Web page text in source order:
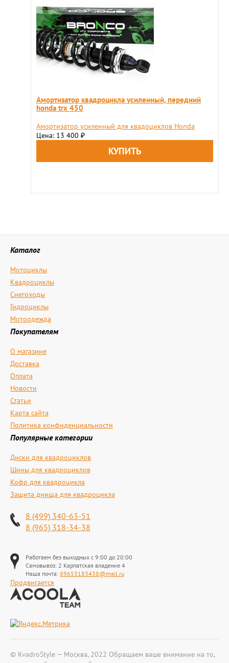
Амортизатор квадроцикла усиленный, передний
honda trx 450
Амортизатор усиленный для квадоциклов Honda
Цена: 13 400 ₽
Каталог
Мотоциклы
Квадроциклы
Снегоходы
Гидроциклы
Мотоодежда
Покупателям
О магазине
Доставка
Оплата
Новости
Статьи
Карта сайта
Политика конфиденциальности
Популярные категории
Диски для квадроциклов
Шины для квадроциклов
Кофр для квадроцикла
Защита днища для квадроцикла
8 (499) 340-63-51
8 (965) 318-34-38
Работаем без выходных с 9:00 до 20:00
Самовывоз: 2 Карпатская владение 4
Наша почта: 89653183438@mail.ru
Продвигается
© KvadroStyle — Москва, 2022 Обращаем ваше внимание на то,